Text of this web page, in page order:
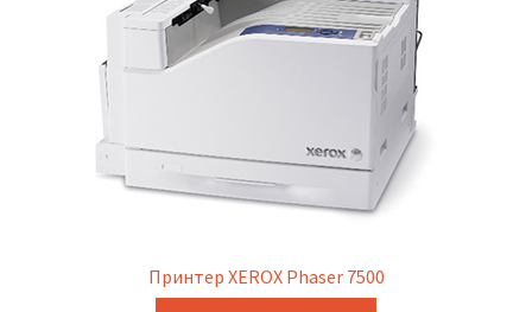
Принтер XEROX Phaser 7500